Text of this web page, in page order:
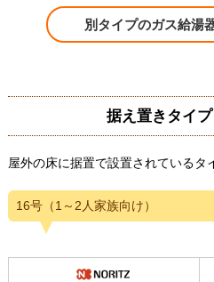
別タイプのガス給湯
据え置きタイ
屋外の床に据置で設置されているタ
16号（1～2人家族向け）